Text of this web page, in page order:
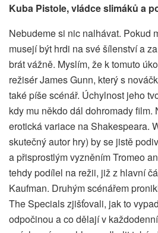
Kuba Pistole, vládce slimáků a
Nebudeme si nic nalhávat. Pokud
musejí být hrdi na své šílenství a
brát vážně. Myslím, že k tomuto
režisér James Gunn, který s
také píše scénář. Úchylnost jeho
kdy mu někdo dál dohromady film.
erotická variace na Shakespeara.
skutečný autor hry) by se jistě
a přisprostlým vyzněním Tromeo
tehdy podílel na režii, již z hlavní
Kaufman. Druhým scénářem
The Specials zjišťovali, jak to
odpočinou a co dělají v